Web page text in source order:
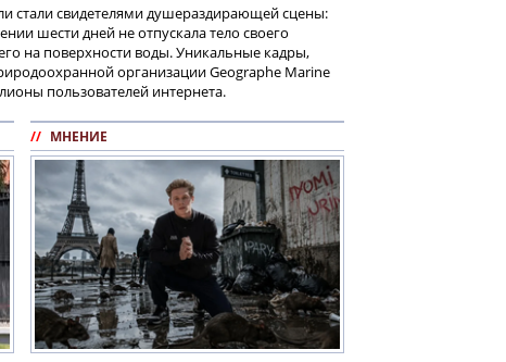
стали свидетелями душераздирающей сцены:
шести дней не отпускала тело своего
на поверхности воды. Уникальные кадры,
организации Geographe Marine
пользователей интернета.
// МНЕНИЕ